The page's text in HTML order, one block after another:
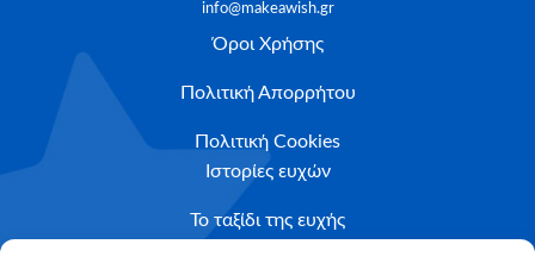
info@makeawish.gr
Όροι Χρήσης
Πολιτική Απορρήτου
Πολιτική Cookies
Ιστορίες ευχών
Το ταξίδι της ευχής